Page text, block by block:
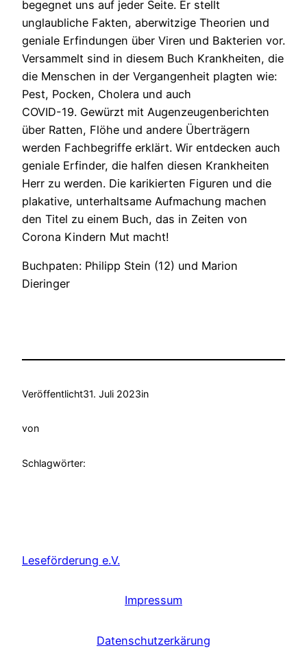
begegnet uns auf jeder Seite. Er stellt
unglaubliche Fakten, aberwitzige Theorien und
geniale Erfindungen über Viren und Bakterien vor.
Versammelt sind in diesem Buch Krankheiten, die
die Menschen in der Vergangenheit plagten wie:
Pest, Pocken, Cholera und auch
COVID-19. Gewürzt mit Augenzeugenberichten
über Ratten, Flöhe und andere Überträgern
werden Fachbegriffe erklärt. Wir entdecken auch
geniale Erfinder, die halfen diesen Krankheiten
Herr zu werden. Die karikierten Figuren und die
plakative, unterhaltsame Aufmachung machen
den Titel zu einem Buch, das in Zeiten von
Corona Kindern Mut macht!
Buchpaten: Philipp Stein (12) und Marion
Dieringer
Veröffentlicht31. Juli 2023in
von
Schlagwörter:
Leseförderung e.V.
Impressum
Datenschutzerkärung